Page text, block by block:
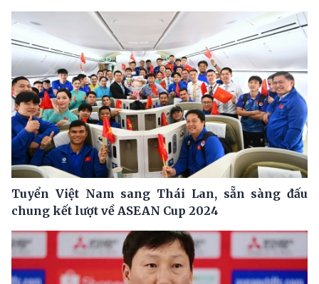
Tuyển Việt Nam sang Thái Lan, sẵn sàng đấu
chung kết lượt về ASEAN Cup 2024